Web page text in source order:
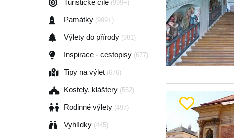
Turistické cíle (999+)
Památky (999+)
Výlety do přírody (981)
Inspirace - cestopisy (677)
Tipy na výlet (676)
Kostely, kláštery (552)
Rodinné výlety (497)
Vyhlídky (445)